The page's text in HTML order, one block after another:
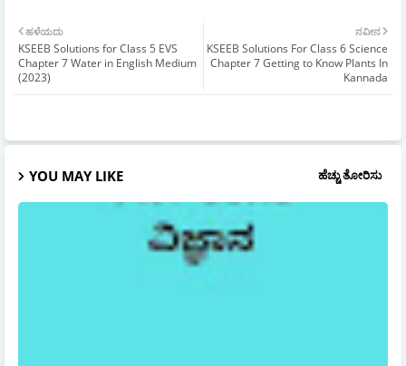
ನವೀನ
KSEEB Solutions For Class 6 Science
Chapter 7 Getting to Know Plants In
Kannada
ಹಳೆಯದು
KSEEB Solutions for Class 5 EVS
Chapter 7 Water in English Medium
(2023)
YOU MAY LIKE ಹೆಚ್ಚು ತೋರಿಸು